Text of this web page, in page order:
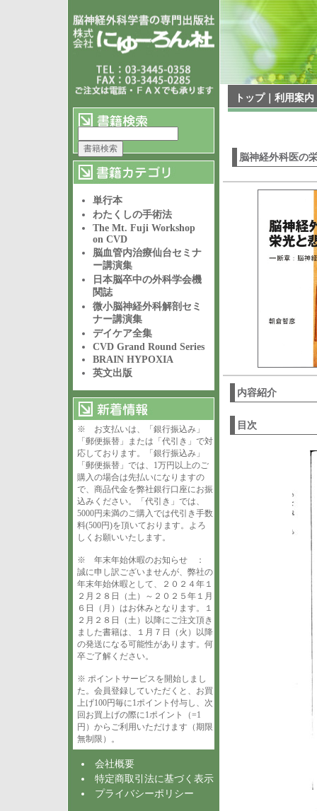
単行本
わたくしの手術法
The Mt. Fuji Workshop
on CVD
脳血管内治療仙台セミナ
ー講演集
日本脳卒中の外科学会機
関誌
微小脳神経外科解剖セミ
ナー講演集
デイケア全集
CVD Grand Round Series
BRAIN HYPOXIA
英文出版
※ お支払いは、「銀行振込み」
「郵便振替」または「代引き」で対
応しております。「銀行振込み」
「郵便振替」では、1万円以上のご
購入の場合は先払いになりますの
で、商品代金を弊社銀行口座にお振
込みください。「代引き」では、
5000円未満のご購入では代引き手数
料(500円)を頂いております。よろ
しくお願いいたします。
※ 年末年始休暇のお知らせ ：
誠に申し訳ございませんが、弊社の
年末年始休暇として、２０２４年１
２月２８日（土）～２０２５年１月
６日（月）はお休みとなります。１
２月２８日（土）以降にご注文頂き
ました書籍は、１月７日（火）以降
の発送になる可能性があります。何
卒ご了解ください。
※ ポイントサービスを開始しまし
た。会員登録していただくと、お買
上げ100円毎に1ポイント付与し、次
回お買上げの際に1ポイント（=1
円）からご利用いただけます（期限
無制限）。
会社概要
特定商取引法に基づく表示
プライバシーポリシー
トップ｜ 利用案内
脳神経外科医の
内容紹介
目次